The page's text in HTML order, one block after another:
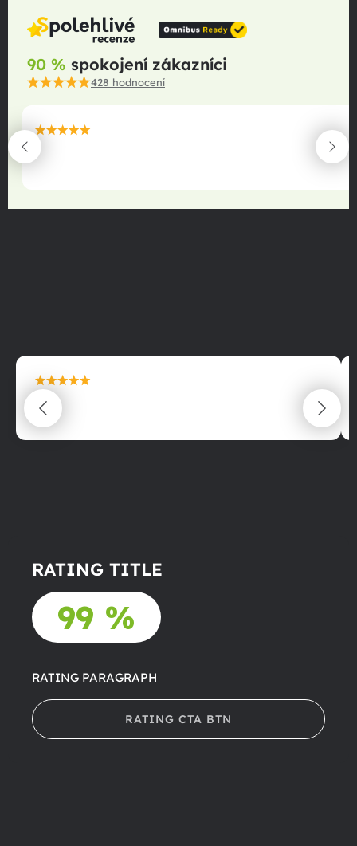
90 % spokojení zákazníci
428 hodnocení
maximální spokojenost
22.06.2025
maximální spokojenost
22.06.2025
RATING TITLE
99 %
RATING PARAGRAPH
RATING CTA BTN